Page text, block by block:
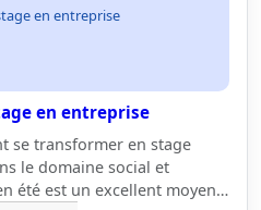
en entreprise
en entreprise
se transformer en stage
le domaine social et
été est un excellent moyen…